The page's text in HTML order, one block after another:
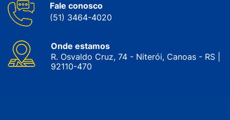
Fale conosco
(51) 3464-4020
Onde estamos
R. Osvaldo Cruz, 74 - Niterói, Canoas - RS |
92110-470